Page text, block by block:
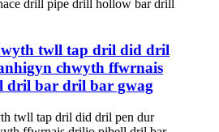
twll tap dril did dril
chwyth ffwrnais
dril bar dril bar gwag
twll tap dril did dril pen dur